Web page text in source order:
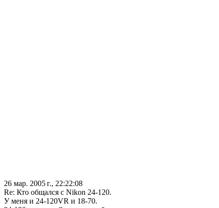
26 мар. 2005 г., 22:22:08
Re: Кто общался с Nikon 24-120.
У меня и 24-120VR и 18-70.